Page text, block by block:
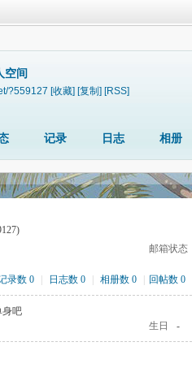
空间
?559127 [收藏] [复制] [RSS]
记录 日志 相册
邮箱状态
录数 0 日志数 0 相册数 0 回帖数 0
身吧
生日 -